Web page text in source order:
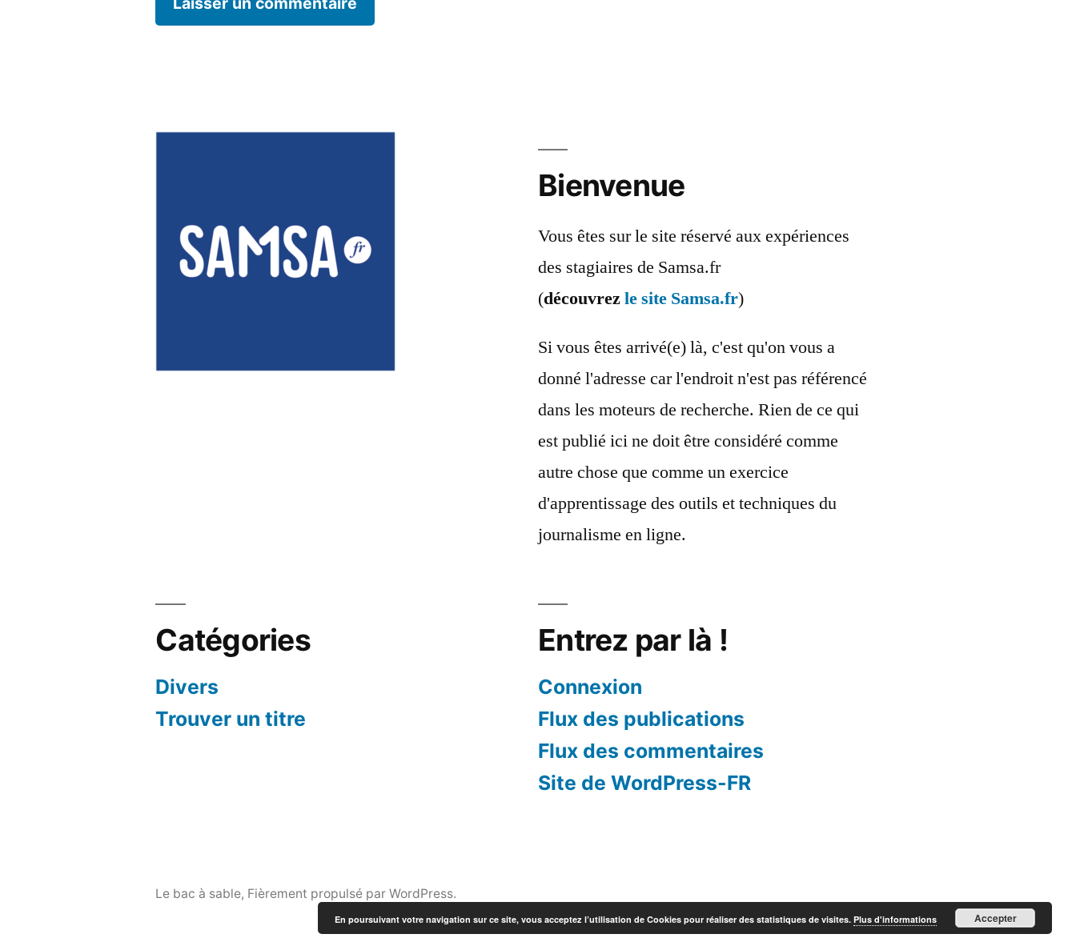
Bienvenue
Vous êtes sur le site réservé aux expériences
des stagiaires de Samsa.fr
(découvrezle site Samsa.fr)
Si vous êtes arrivé(e) là, c'est qu'on vous a
donné l'adresse car l'endroit n'est pas référencé
dans les moteurs de recherche. Rien de ce qui
est publié ici ne doit être considéré comme
autre chose que comme un exercice
d'apprentissage des outils et techniques du
journalisme en ligne.
Catégories
Divers
Trouver un titre
Entrez par là !
Connexion
Flux des publications
Flux des commentaires
Site de WordPress-FR
Le bac à sable, Fièrement propulsé par WordPress.
En poursuivant votre navigation sur ce site, vous acceptez l’utilisation de Cookies pour réaliser des statistiques de visites. Plus d'informations Accepter